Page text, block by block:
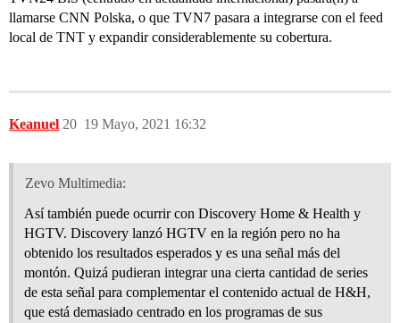
llamarse CNN Polska, o que TVN7 pasara a integrarse con el feed
local de TNT y expandir considerablemente su cobertura.
Keanuel 19 Mayo, 2021 16:32
20
Zevo Multimedia:
Así también puede ocurrir con Discovery Home & Health y
HGTV. Discovery lanzó HGTV en la región pero no ha
obtenido los resultados esperados y es una señal más del
montón. Quizá pudieran integrar una cierta cantidad de series
de esta señal para complementar el contenido actual de H&H,
que está demasiado centrado en los programas de sus